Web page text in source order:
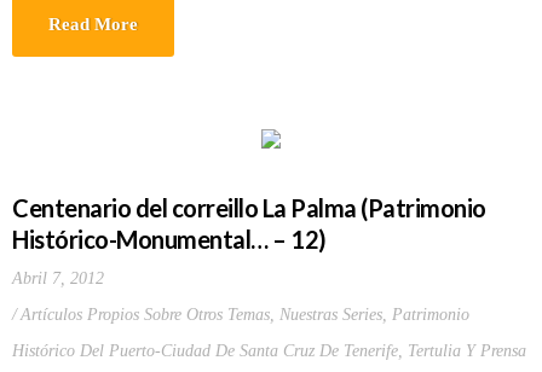
Read More
Centenario del correillo La Palma (Patrimonio
Histórico-Monumental… – 12)
Abril 7, 2012
Artículos Propios Sobre Otros Temas, Nuestras Series, Patrimonio
Histórico Del Puerto-Ciudad De Santa Cruz De Tenerife, Tertulia Y Prensa